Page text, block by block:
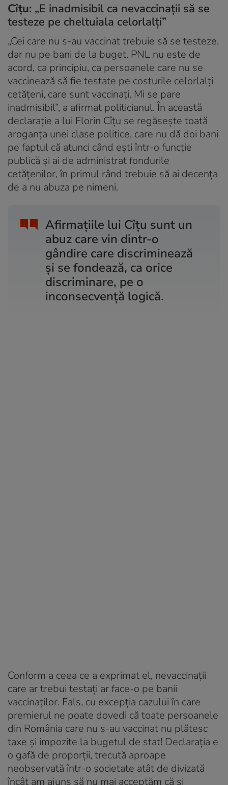
Cîțu: „E inadmisibil ca nevaccinaţii să se
testeze pe cheltuiala celorlalţi”
„Cei care nu s-au vaccinat trebuie să se testeze,
dar nu pe bani de la buget. PNL nu este de
acord, ca principiu, ca persoanele care nu se
vaccinează să fie testate pe costurile celorlalţi
cetăţeni, care sunt vaccinaţi. Mi se pare
inadmisibil”, a afirmat politicianul. În această
declaraţie a lui Florin Cîţu se regăseşte toată
aroganţa unei clase politice, care nu dă doi bani
pe faptul că atunci când eşti într-o funcţie
publică şi ai de administrat fondurile
cetăţenilor, în primul rând trebuie să ai decenţa
de a nu abuza pe nimeni.
Afirmaţiile lui Cîţu sunt un
abuz care vin dintr-o
gândire care discriminează
și se fondează, ca orice
discriminare, pe o
inconsecvență logică.
Conform a ceea ce a exprimat el, nevaccinaţii
care ar trebui testaţi ar face-o pe banii
vaccinaţilor. Fals, cu excepția cazului în care
premierul ne poate dovedi că toate persoanele
din România care nu s-au vaccinat nu plătesc
taxe şi impozite la bugetul de stat! Declaraţia e
o gafă de proporţii, trecută aproape
neobservată într-o societate atât de divizată
încât am ajuns să nu mai acceptăm că și